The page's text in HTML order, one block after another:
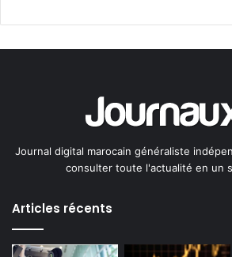
Journal digital marocain généraliste
consulter toute l'actualité en un
Articles récents